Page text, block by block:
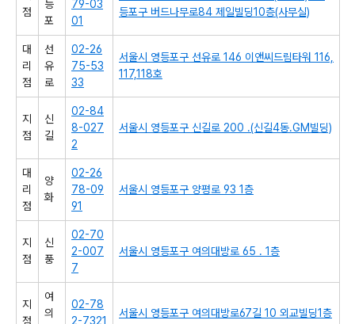
점
등
포
79-03
01
등포구 버드나무로84 제일빌딩10층(사무실)
대
리
점
선
유
로
02-26
75-53
33
서울시 영등포구 선유로 146 이앤씨드림타워 116,
117,118호
지
점
신
길
02-84
8-027
2
서울시 영등포구 신길로 200 .(신길4동.GM빌딩)
대
리
점
양
화
02-26
78-09
91
서울시 영등포구 양평로 93 1층
지
점
신
풍
02-70
2-007
7
서울시 영등포구 여의대방로 65 . 1층
지
점
여
의
02-78
2-7321
서울시 영등포구 여의대방로67길 10 외교빌딩1층